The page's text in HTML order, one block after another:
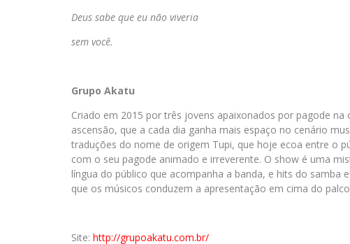
Deus sabe que eu não viveria
sem você.
Grupo Akatu
Criado em 2015 por três jovens apaixonados por pagode
ascensão, que a cada dia ganha mais espaço no cenário
traduções do nome de origem Tupi, que hoje ecoa entre o
com o seu pagode animado e irreverente. O show é uma
língua do público que acompanha a banda, e hits do
que os músicos conduzem a apresentação em cima do
Site: http://grupoakatu.com.br/